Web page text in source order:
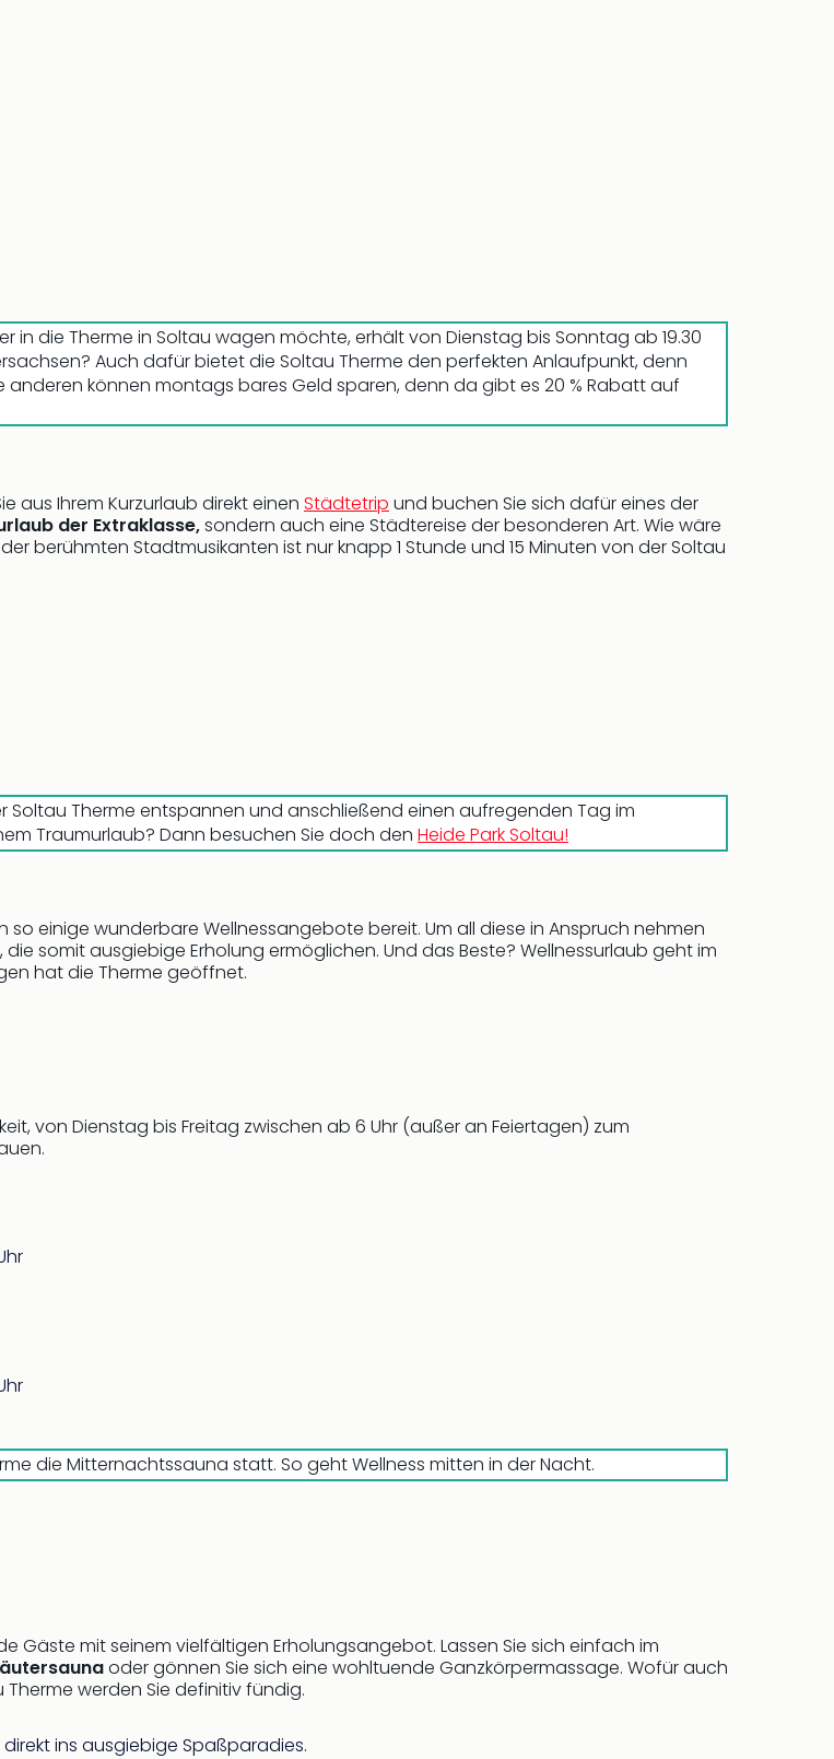
in die Therme in Soltau wagen möchte, erhält von Dienstag bis Sonntag ab 19.30
Auch dafür bietet die Soltau Therme den perfekten Anlaufpunkt, denn
anderen können montags bares Geld sparen, denn da gibt es 20 % Rabatt auf
aus Ihrem Kurzurlaub direkt einen Städtetrip und buchen Sie sich dafür eines der
der Extraklasse,sondern auch eine Städtereise der besonderen Art. Wie wäre
berühmten Stadtmusikanten ist nur knapp 1 Stunde und 15 Minuten von der Soltau
Soltau Therme entspannen und anschließend einen aufregenden Tag im
Traumurlaub? Dann besuchen Sie doch den Heide Park Soltau!
so einige wunderbare Wellnessangebote bereit. Um all diese in Anspruch nehmen
somit ausgiebige Erholung ermöglichen. Und das Beste? Wellnessurlaub geht im
hat die Therme geöffnet.
von Dienstag bis Freitag zwischen ab 6 Uhr (außer an Feiertagen) zum
die Mitternachtssauna statt. So geht Wellness mitten in der Nacht.
Gäste mit seinem vielfältigen Erholungsangebot. Lassen Sie sich einfach im
oder gönnen Sie sich eine wohltuende Ganzkörpermassage. Wofür auch
werden Sie definitiv fündig.
ins ausgiebige Spaßparadies.